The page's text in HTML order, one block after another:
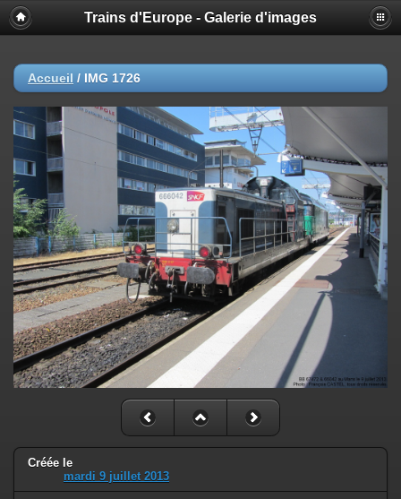
Trains d'Europe - Galerie d'images
Accueil / IMG 1726
Créée le
mardi 9 juillet 2013